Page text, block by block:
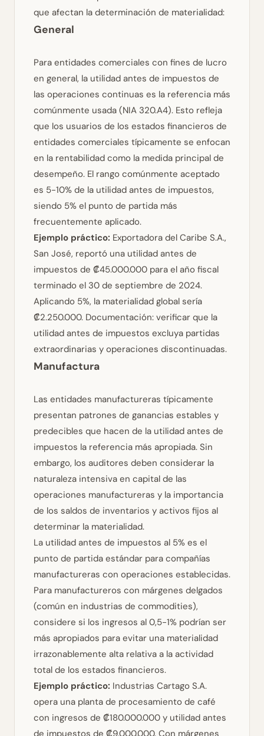
que afectan la determinación de materialidad:
General
Para entidades comerciales con fines de lucro
en general, la utilidad antes de impuestos de
las operaciones continuas es la referencia más
comúnmente usada (NIA 320.A4). Esto refleja
que los usuarios de los estados financieros de
entidades comerciales típicamente se enfocan
en la rentabilidad como la medida principal de
desempeño. El rango comúnmente aceptado
es 5-10% de la utilidad antes de impuestos,
siendo 5% el punto de partida más
frecuentemente aplicado.
Ejemplo práctico: Exportadora del Caribe S.A.,
San José, reportó una utilidad antes de
impuestos de ₡45.000.000 para el año fiscal
terminado el 30 de septiembre de 2024.
Aplicando 5%, la materialidad global sería
₡2.250.000. Documentación: verificar que la
utilidad antes de impuestos excluya partidas
extraordinarias y operaciones discontinuadas.
Manufactura
Las entidades manufactureras típicamente
presentan patrones de ganancias estables y
predecibles que hacen de la utilidad antes de
impuestos la referencia más apropiada. Sin
embargo, los auditores deben considerar la
naturaleza intensiva en capital de las
operaciones manufactureras y la importancia
de los saldos de inventarios y activos fijos al
determinar la materialidad.
La utilidad antes de impuestos al 5% es el
punto de partida estándar para compañías
manufactureras con operaciones establecidas.
Para manufactureros con márgenes delgados
(común en industrias de commodities),
considere si los ingresos al 0,5-1% podrían ser
más apropiados para evitar una materialidad
irrazonablemente alta relativa a la actividad
total de los estados financieros.
Ejemplo práctico: Industrias Cartago S.A.
opera una planta de procesamiento de café
con ingresos de ₡180.000.000 y utilidad antes
de impuestos de ₡9.000.000. Con márgenes